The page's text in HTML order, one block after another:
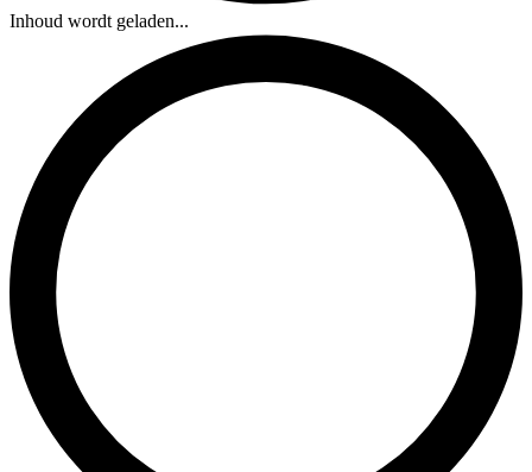
Inhoud wordt geladen...